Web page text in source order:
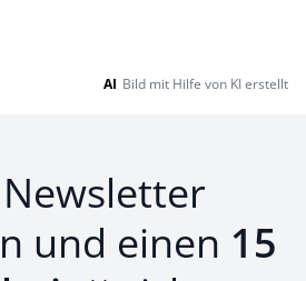
AI Bild mit Hilfe von KI erstellt
und einen 15